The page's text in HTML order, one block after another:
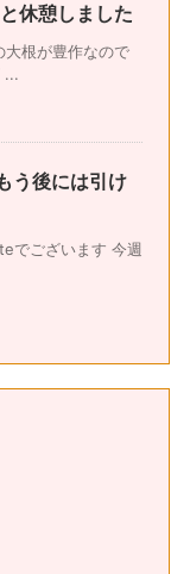
休憩しました
大根が豊作なので
...
う後には引け
でございます 今週